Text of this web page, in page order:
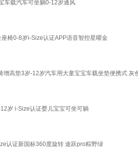
车载汽车可坐躺0-12岁通风
椅0-8岁i-Size认证APP语音智控星曜金
高垫3岁-12岁汽车用大童宝宝车载坐垫便携式 灰
岁 i-Size认证婴儿宝宝可坐可躺
认证新国标360度旋转 途跃pro粽野绿